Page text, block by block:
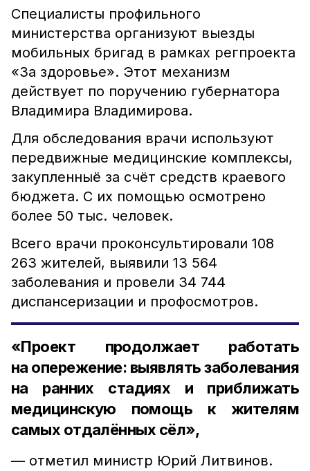
Специалисты профильного
министерства организуют выезды
мобильных бригад в рамках регпроекта
«За здоровье». Этот механизм
действует по поручению губернатора
Владимира Владимирова.
Для обследования врачи используют
передвижные медицинские комплексы,
закупленныё за счёт средств краевого
бюджета. С их помощью осмотрено
более 50 тыс. человек.
Всего врачи проконсультировали 108
263 жителей, выявили 13 564
заболевания и провели 34 744
диспансеризации и профосмотров.
«Проект продолжает работать
на опережение: выявлять заболевания
на ранних стадиях и приближать
медицинскую помощь к жителям
самых отдалённых сёл»,
— отметил министр Юрий Литвинов.